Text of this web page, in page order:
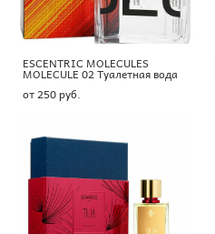
ESCENTRIC MOLECULES
MOLECULE 02 Туалетная вода
от 250 pуб.